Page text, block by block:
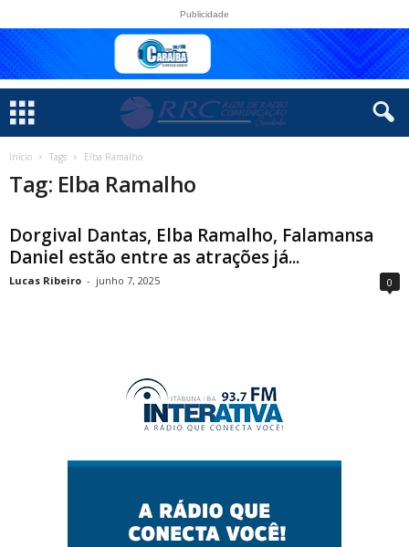
Publicidade
Início Tags Elba Ramalho
Tag: Elba Ramalho
Dorgival Dantas, Elba Ramalho, Falamansa
Daniel estão entre as atrações já...
Lucas Ribeiro - junho 7, 2025 0